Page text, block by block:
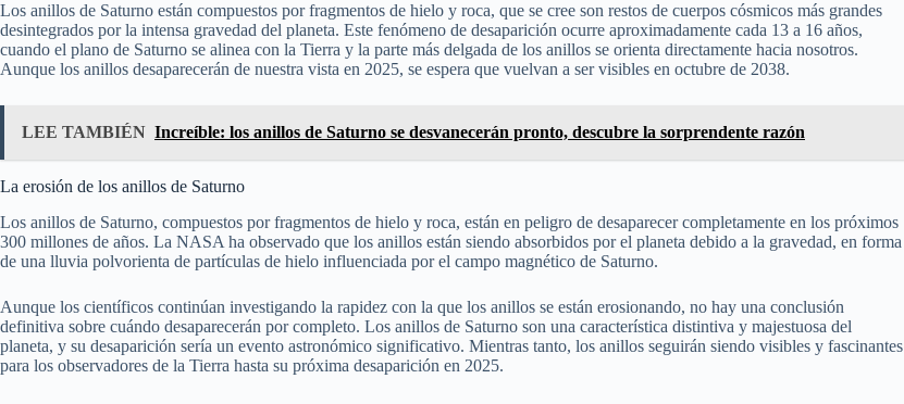
Los anillos de Saturno están compuestos por fragmentos de hielo y roca, que se cree son restos de cuerpos cósmicos más grandes
desintegrados por la intensa gravedad del planeta. Este fenómeno de desaparición ocurre aproximadamente cada 13 a 16 años,
cuando el plano de Saturno se alinea con la Tierra y la parte más delgada de los anillos se orienta directamente hacia nosotros.
Aunque los anillos desaparecerán de nuestra vista en 2025, se espera que vuelvan a ser visibles en octubre de 2038.
LEE TAMBIÉN Increíble: los anillos de Saturno se desvanecerán pronto, descubre la sorprendente razón
La erosión de los anillos de Saturno
Los anillos de Saturno, compuestos por fragmentos de hielo y roca, están en peligro de desaparecer completamente en los próximos
300 millones de años. La NASA ha observado que los anillos están siendo absorbidos por el planeta debido a la gravedad, en forma
de una lluvia polvorienta de partículas de hielo influenciada por el campo magnético de Saturno.
Aunque los científicos continúan investigando la rapidez con la que los anillos se están erosionando, no hay una conclusión
definitiva sobre cuándo desaparecerán por completo. Los anillos de Saturno son una característica distintiva y majestuosa del
planeta, y su desaparición sería un evento astronómico significativo. Mientras tanto, los anillos seguirán siendo visibles y fascinantes
para los observadores de la Tierra hasta su próxima desaparición en 2025.